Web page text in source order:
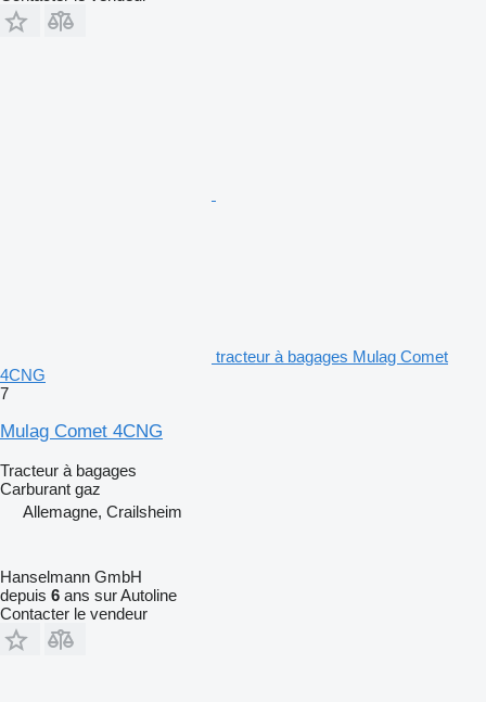
tracteur à bagages Mulag Comet
4CNG
7
Mulag Comet 4CNG
Tracteur à bagages
Carburant gaz
Allemagne, Crailsheim
Hanselmann GmbH
depuis 6 ans sur Autoline
Contacter le vendeur